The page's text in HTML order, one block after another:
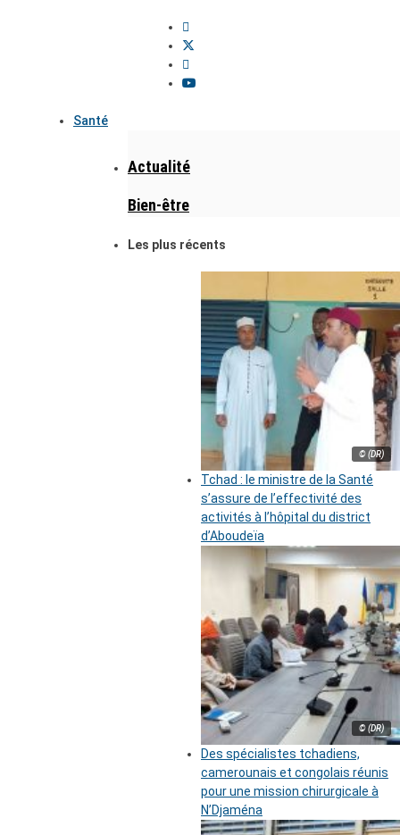
Santé
Actualité
Bien-être
Les plus récents
© (DR)
Tchad : le ministre de la Santé
s’assure de l’effectivité des
activités à l’hôpital du district
d’Aboudeïa
© (DR)
Des spécialistes tchadiens,
camerounais et congolais réunis
pour une mission chirurgicale à
N’Djaména